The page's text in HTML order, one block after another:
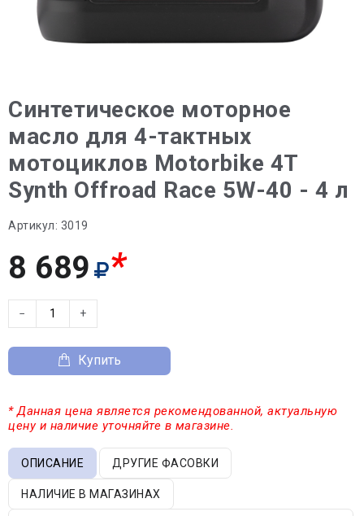
Синтетическое моторное
масло для 4-тактных
мотоциклов Motorbike 4T
Synth Offroad Race 5W-40 - 4 л
Артикул: 3019
8 689 *
− +
Купить
* Данная цена является рекомендованной, актуальную
цену и наличие уточняйте в магазине.
ОПИСАНИЕ ДРУГИЕ ФАСОВКИ
НАЛИЧИЕ В МАГАЗИНАХ